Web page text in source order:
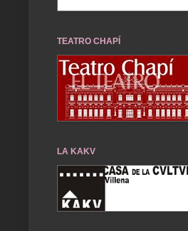
TEATRO CHAPÍ
LA KAKV